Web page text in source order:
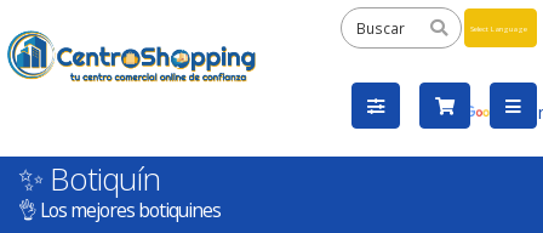
by
✨ Botiquín
👌 Los mejores botiquines